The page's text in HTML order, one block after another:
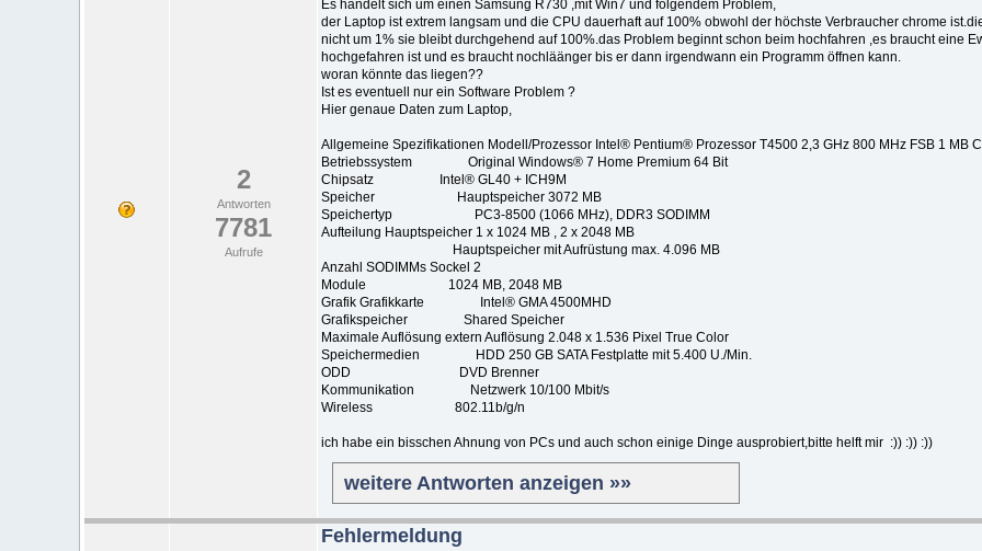
2
Antworten
7781
Aufrufe
Es handelt sich um einen Samsung R730 ,mit Win7 und folgendem Problem,
der Laptop ist extrem langsam und die CPU dauerhaft auf 100% obwohl der höchste Verbraucher chrome
nicht um 1% sie bleibt durchgehend auf 100%.das Problem beginnt schon beim hochfahren ,es braucht eine
hochgefahren ist und es braucht nochläänger bis er dann irgendwann ein Programm öffnen kann.
woran könnte das liegen??
Ist es eventuell nur ein Software Problem ?
Hier genaue Daten zum Laptop,
Allgemeine Spezifikationen Modell/Prozessor Intel® Pentium® Prozessor T4500 2,3 GHz 800 MHz FSB 1 MB
Betriebssystem Original Windows® 7 Home Premium 64 Bit
Chipsatz Intel® GL40 + ICH9M
Speicher Hauptspeicher 3072 MB
Speichertyp PC3-8500 (1066 MHz), DDR3 SODIMM
Aufteilung Hauptspeicher 1 x 1024 MB , 2 x 2048 MB
Hauptspeicher mit Aufrüstung max. 4.096 MB
Anzahl SODIMMs Sockel 2
Module 1024 MB, 2048 MB
Grafik Grafikkarte Intel® GMA 4500MHD
Grafikspeicher Shared Speicher
Maximale Auflösung extern Auflösung 2.048 x 1.536 Pixel True Color
Speichermedien HDD 250 GB SATA Festplatte mit 5.400 U./Min.
ODD DVD Brenner
Kommunikation Netzwerk 10/100 Mbit/s
Wireless 802.11b/g/n
ich habe ein bisschen Ahnung von PCs und auch schon einige Dinge ausprobiert,bitte helft mir :)) :)) :))
weitere Antworten anzeigen »»
Fehlermeldung